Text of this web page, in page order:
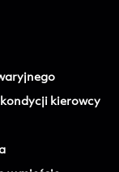
kierowcy